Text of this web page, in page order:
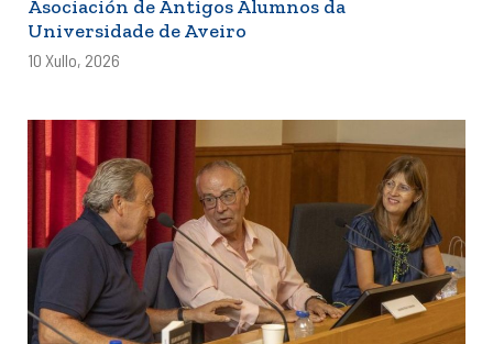
Asociación de Antigos Alumnos da
Universidade de Aveiro
10 Xullo, 2026